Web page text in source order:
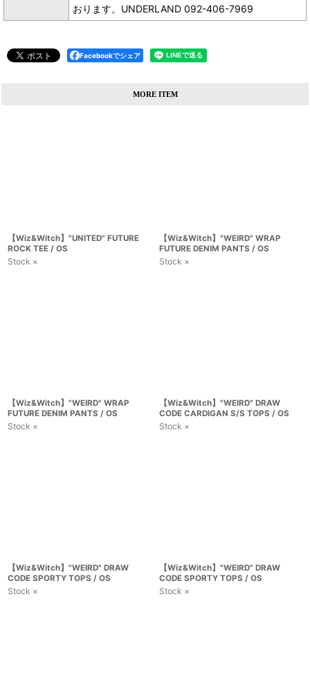
おります。UNDERLAND 092-406-7969
Facebookでシェア
MORE ITEM
【Wiz&Witch】"UNITED" FUTURE
ROCK TEE / OS
Stock ×
【Wiz&Witch】"WEIRD" WRAP
FUTURE DENIM PANTS / OS
Stock ×
【Wiz&Witch】"WEIRD" WRAP
FUTURE DENIM PANTS / OS
Stock ×
【Wiz&Witch】"WEIRD" DRAW
CODE CARDIGAN S/S TOPS / OS
Stock ×
【Wiz&Witch】"WEIRD" DRAW
CODE SPORTY TOPS / OS
Stock ×
【Wiz&Witch】"WEIRD" DRAW
CODE SPORTY TOPS / OS
Stock ×